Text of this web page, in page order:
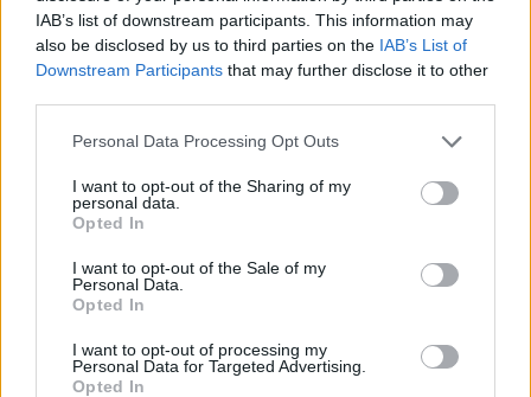
IAB’s list of downstream participants. This information may
also be disclosed by us to third parties on the IAB’s List of
Downstream Participants that may further disclose it to other
Personal Data Processing Opt Outs
I want to opt-out of the Sharing of my
personal data.
Opted In
I want to opt-out of the Sale of my
Personal Data.
Opted In
I want to opt-out of processing my
Personal Data for Targeted Advertising.
Opted In